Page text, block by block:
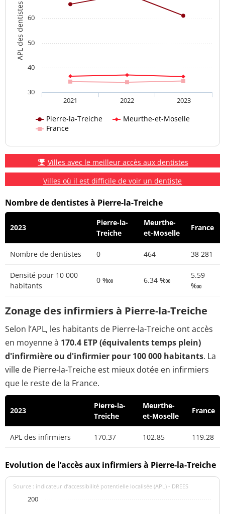
APL des dentistes
Pierre-la-Treiche
Meurthe-et-Moselle
France
2021 2022 2023
30
40
50
60
Villes avec le meilleur accès aux dentistes
Villes où il est difficile de voir un dentiste
Nombre de dentistes à Pierre-la-Treiche
2023
Pierre-la-
Treiche
Meurthe-
et-Moselle
France
Nombre de dentistes 0 464 38 281
Densité pour 10 000
habitants
0 ‱ 6.34 ‱
5.59
‱
Zonage des infirmiers à Pierre-la-Treiche
Selon l’APL, les habitants de Pierre-la-Treiche ont accès
en moyenne à 170.4 ETP (équivalents temps plein)
d'infirmière ou d'infirmier pour 100 000 habitants. La
ville de Pierre-la-Treiche est mieux dotée en infirmiers
que le reste de la France.
2023
Pierre-la-
Treiche
Meurthe-
et-Moselle
France
APL des infirmiers 170.37 102.85 119.28
Evolution de l’accès aux infirmiers à Pierre-la-Treiche
Source : indicateur d’accessibilité potentielle localisée (APL) - DREES
200